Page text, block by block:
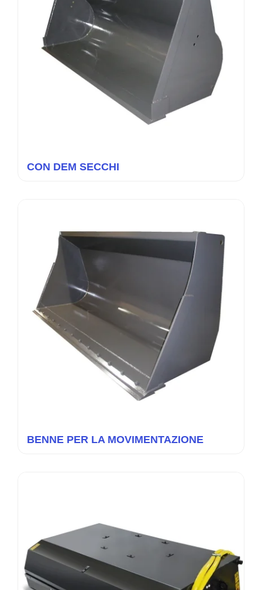
CON DEM SECCHI
BENNE PER LA MOVIMENTAZIONE